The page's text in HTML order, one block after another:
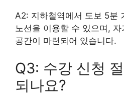
A2: 지하철역에서 도보 5분
노선을 이용할 수 있으며,
공간이 마련되어 있습니다.
Q3: 수강 신청
되나요?